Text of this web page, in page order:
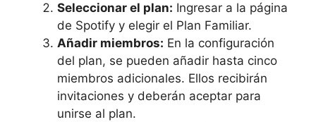
Seleccionar el plan: Ingresar a la página
de Spotify y elegir el Plan Familiar.
Añadir miembros: En la configuración
del plan, se pueden añadir hasta cinco
miembros adicionales. Ellos recibirán
invitaciones y deberán aceptar para
unirse al plan.